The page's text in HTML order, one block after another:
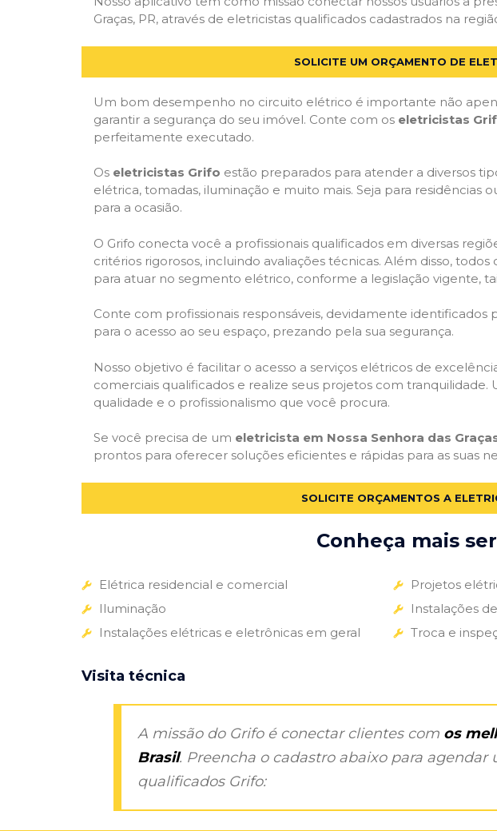
Graças, PR, através de eletricistas qualificados cadastrados na
SOLICITE UM ORÇAMENTO DE
Um bom desempenho no circuito elétrico é importante não
garantir a segurança do seu imóvel. Conte com os eletricistas
perfeitamente executado.
Os eletricistas Grifo estão preparados para atender a diversos
elétrica, tomadas, iluminação e muito mais. Seja para
para a ocasião.
O Grifo conecta você a profissionais qualificados em diversas
critérios rigorosos, incluindo avaliações técnicas. Além disso,
para atuar no segmento elétrico, conforme a legislação vigente,
Conte com profissionais responsáveis, devidamente
para o acesso ao seu espaço, prezando pela sua segurança.
Nosso objetivo é facilitar o acesso a serviços elétricos de
comerciais qualificados e realize seus projetos com
qualidade e o profissionalismo que você procura.
Se você precisa de um eletricista em Nossa Senhora das
prontos para oferecer soluções eficientes e rápidas para as suas
SOLICITE ORÇAMENTOS A
Conheça mais
Elétrica residencial e comercial
Iluminação
Instalações elétricas e eletrônicas em geral
Projetos
Instalações
Troca e
Visita técnica
A missão do Grifo é conectar clientes com os
Brasil. Preencha o cadastro abaixo para
qualificados Grifo: